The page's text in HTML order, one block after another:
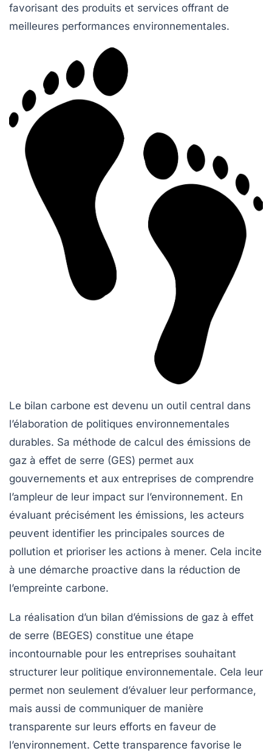
favorisant des produits et services offrant de
meilleures performances environnementales.
Le bilan carbone est devenu un outil central dans
l’élaboration de politiques environnementales
durables. Sa méthode de calcul des émissions de
gaz à effet de serre (GES) permet aux
gouvernements et aux entreprises de comprendre
l’ampleur de leur impact sur l’environnement. En
évaluant précisément les émissions, les acteurs
peuvent identifier les principales sources de
pollution et prioriser les actions à mener. Cela incite
à une démarche proactive dans la réduction de
l’empreinte carbone.
La réalisation d’un bilan d’émissions de gaz à effet
de serre (BEGES) constitue une étape
incontournable pour les entreprises souhaitant
structurer leur politique environnementale. Cela leur
permet non seulement d’évaluer leur performance,
mais aussi de communiquer de manière
transparente sur leurs efforts en faveur de
l’environnement. Cette transparence favorise le